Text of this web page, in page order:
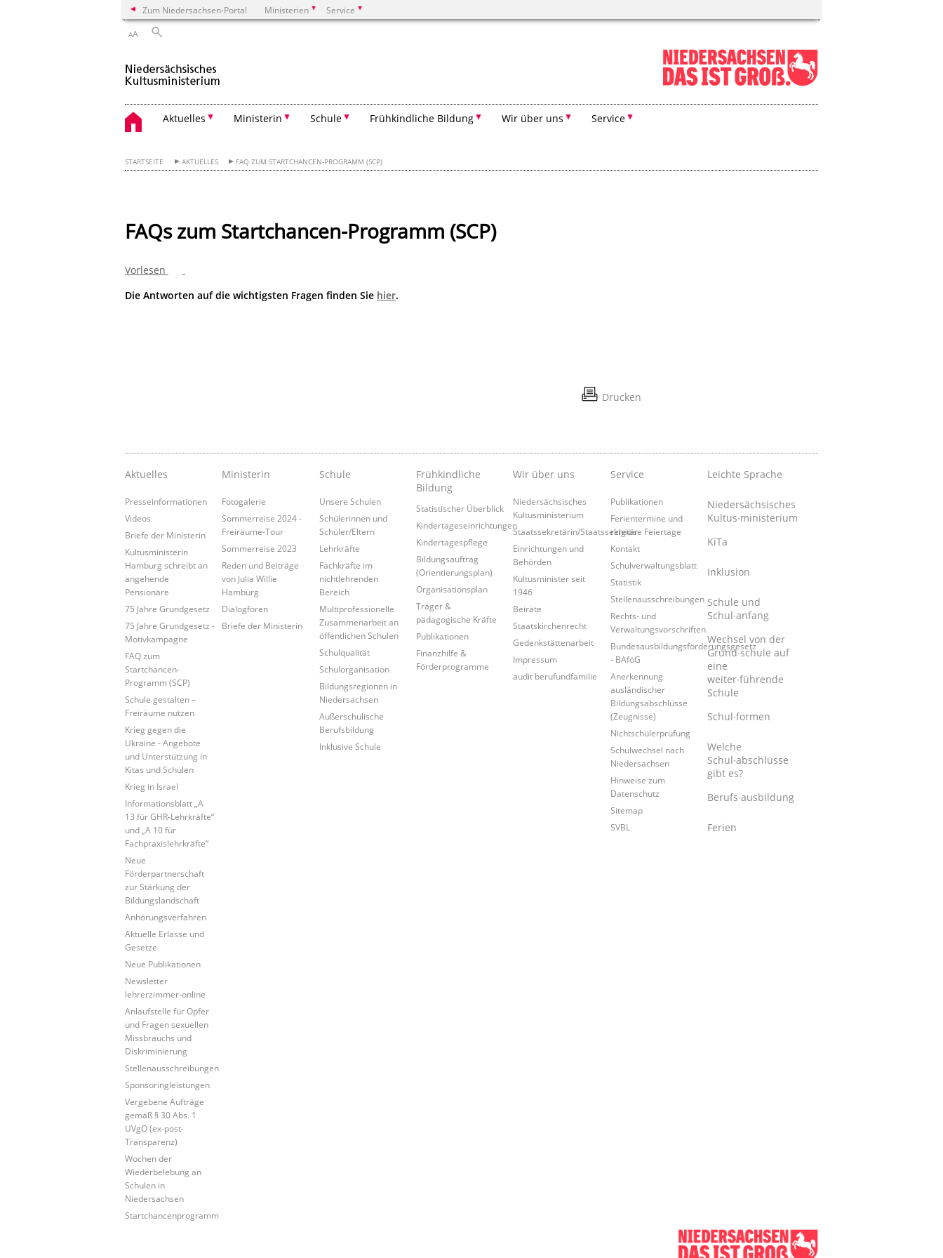
Zum Niedersachsen-Portal Ministerien Service
AA
Aktuelles Ministerin Schule Frühkindliche Bildung Wir über uns Service
STARTSEITE AKTUELLES FAQ ZUM STARTCHANCEN-PROGRAMM (SCP)
FAQs zum Startchancen-Programm (SCP)
Vorlesen
Die Antworten auf die wichtigsten Fragen finden Sie hier.
Drucken
Aktuelles
Presseinformationen
Videos
Briefe der Ministerin
Kultusministerin
Hamburg schreibt an
angehende
Pensionäre
75 Jahre Grundgesetz
75 Jahre Grundgesetz -
Motivkampagne
FAQ zum
Startchancen-
Programm (SCP)
Schule gestalten –
Freiräume nutzen
Krieg gegen die
Ukraine - Angebote
und Unterstützung in
Kitas und Schulen
Krieg in Israel
Informationsblatt „A
13 für GHR-Lehrkräfte“
und „A 10 für
Fachpraxislehrkräfte“
Neue
Förderpartnerschaft
zur Stärkung der
Bildungslandschaft
Anhörungsverfahren
Aktuelle Erlasse und
Gesetze
Neue Publikationen
Newsletter
lehrerzimmer-online
Anlaufstelle für Opfer
und Fragen sexuellen
Missbrauchs und
Diskriminierung
Stellenausschreibungen
Sponsoringleistungen
Vergebene Aufträge
gemäß § 30 Abs. 1
UVgO (ex-post-
Transparenz)
Wochen der
Wiederbelebung an
Schulen in
Niedersachsen
Startchancenprogramm
Ministerin
Fotogalerie
Sommerreise 2024 -
Freiräume-Tour
Sommerreise 2023
Reden und Beiträge
von Julia Willie
Hamburg
Dialogforen
Briefe der Ministerin
Schule
Unsere Schulen
Schülerinnen und
Schüler/Eltern
Lehrkräfte
Fachkräfte im
nichtlehrenden
Bereich
Multiprofessionelle
Zusammenarbeit an
öffentlichen Schulen
Schulqualität
Schulorganisation
Bildungsregionen in
Niedersachsen
Außerschulische
Berufsbildung
Inklusive Schule
Frühkindliche
Bildung
Statistischer Überblick
Kindertageseinrichtungen
Kindertagespflege
Bildungsauftrag
(Orientierungsplan)
Organisationsplan
Träger &
pädagogische Kräfte
Publikationen
Finanzhilfe &
Förderprogramme
Wir über uns
Niedersächsisches
Kultusministerium
Staatssekretärin/Staatssekretär
Einrichtungen und
Behörden
Kultusminister seit
1946
Beiräte
Staatskirchenrecht
Gedenkstättenarbeit
Impressum
audit berufundfamilie
Service
Publikationen
Ferientermine und
relgiöse Feiertage
Kontakt
Schulverwaltungsblatt
Statistik
Stellenausschreibungen
Rechts- und
Verwaltungsvorschriften
Bundesausbildungsförderungsgesetz
- BAföG
Anerkennung
ausländischer
Bildungsabschlüsse
(Zeugnisse)
Nichtschülerprüfung
Schulwechsel nach
Niedersachsen
Hinweise zum
Datenschutz
Sitemap
SVBL
Leichte Sprache
Niedersächsisches
Kultus∙ministerium
KiTa
Inklusion
Schule und
Schul∙anfang
Wechsel von der
Grund∙schule auf
eine
weiter∙führende
Schule
Schul∙formen
Welche
Schul∙abschlüsse
gibt es?
Berufs∙ausbildung
Ferien